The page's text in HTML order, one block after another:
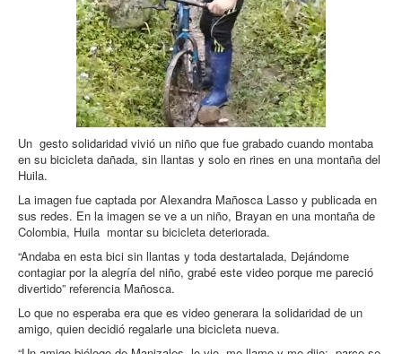
Un gesto solidaridad vivió un niño que fue grabado cuando montaba
en su bicicleta dañada, sin llantas y solo en rines en una montaña del
Huila.
La imagen fue captada por Alexandra Mañosca Lasso y publicada en
sus redes. En la imagen se ve a un niño, Brayan en una montaña de
Colombia, Huila montar su bicicleta deteriorada.
“Andaba en esta bici sin llantas y toda destartalada, Dejándome
contagiar por la alegría del niño, grabé este video porque me pareció
divertido” referencia Mañosca.
Lo que no esperaba era que es video generara la solidaridad de un
amigo, quien decidió regalarle una bicicleta nueva.